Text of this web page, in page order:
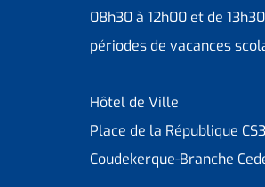
08h30 à 12h00 et de
périodes de vacances
Hôtel de Ville
Place de la République
Coudekerque-Branche